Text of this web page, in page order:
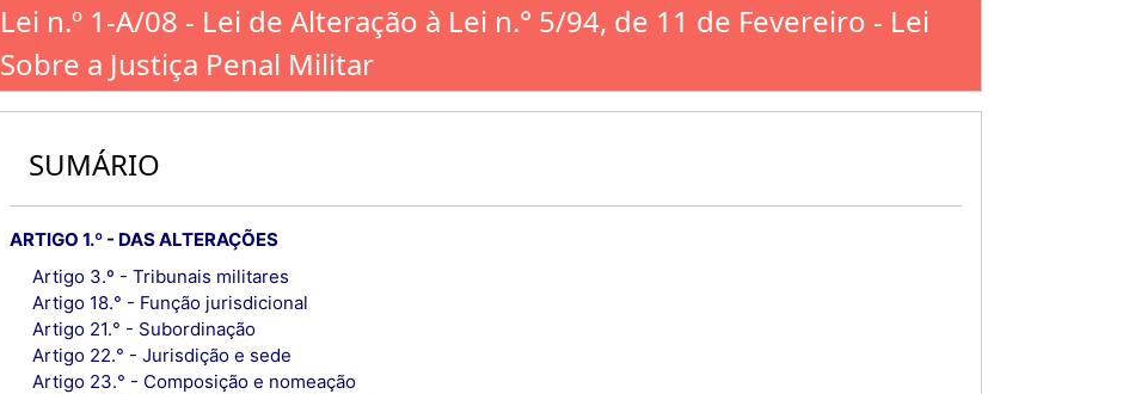
Lei n.º 1-A/08 - Lei de Alteração à Lei n.° 5/94, de 11 de Fevereiro - Lei
Sobre a Justiça Penal Militar
SUMÁRIO
ARTIGO 1.º - DAS ALTERAÇÕES
Artigo 3.º - Tribunais militares
Artigo 18.° - Função jurisdicional
Artigo 21.° - Subordinação
Artigo 22.° - Jurisdição e sede
Artigo 23.° - Composição e nomeação